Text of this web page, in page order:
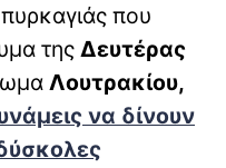
που
της Δευτέρας
Λουτρακίου,
να δίνουν